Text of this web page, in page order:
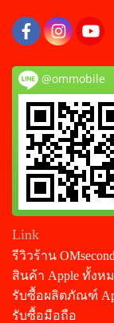
@ommobile
Link
รีวิวร้าน
สินค้า Apple ทั้งห
รับซื้อผลิตภัณฑ์
รับซื้อมือถือ